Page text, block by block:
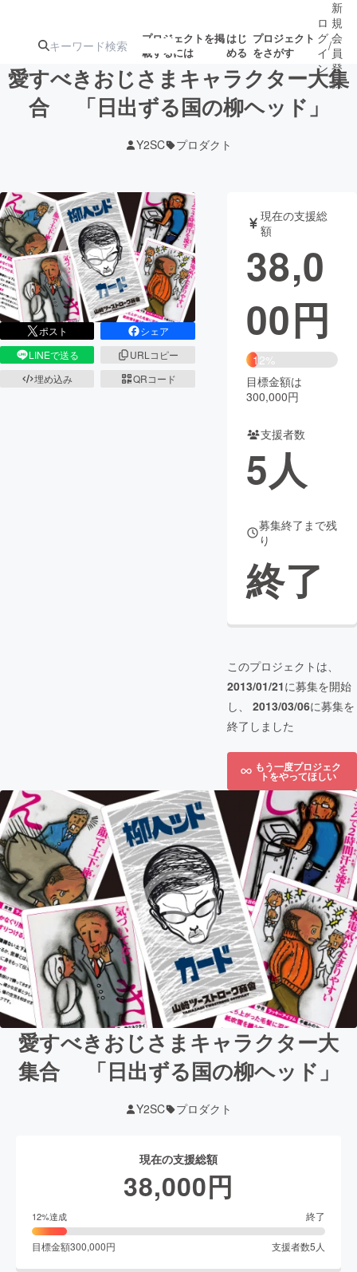
プロジェクトを掲
載するには
はじ
める
プロジェクト
をさがす
注目の新着プロ
ジェクト
ロジェクト
アート・写真 音楽
テクノロジー・ガジェット ゲーム・
映像・映画 書籍・雑誌
ビジネス・起業 チャレンジ
まちづくり・地域活性化
CAMPFIRE Creation
コミュニティ
ロ
グ
イ
ン
/
新
規
会
員
登
録
愛すべきおじさまキャラクター大集
合 「日出ずる国の柳ヘッド」
Y2SC プロダクト
ポスト
シェア
LINEで送る
URLコピー
埋め込み
QRコード
現在の支援総
額
38,0
00円
12%
目標金額は
300,000円
支援者数
5人
募集終了まで残
り
終了
このプロジェクトは、
2013/01/21に募集を開始
し、 2013/03/06に募集を
終了しました
もう一度プロジェク
トをやってほしい
愛すべきおじさまキャラクター大
集合 「日出ずる国の柳ヘッド」
Y2SC プロダクト
現在の支援総額
38,000円
12%達成 終了
目標金額300,000円 支援者数5 人